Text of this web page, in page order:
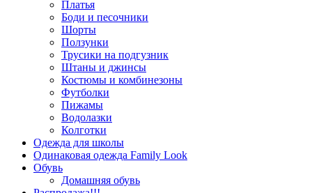
Платья
Боди и песочники
Шорты
Ползунки
Трусики на подгузник
Штаны и джинсы
Костюмы и комбинезоны
Футболки
Пижамы
Водолазки
Колготки
Одежда для школы
Одинаковая одежда Family Look
Обувь
Домашняя обувь